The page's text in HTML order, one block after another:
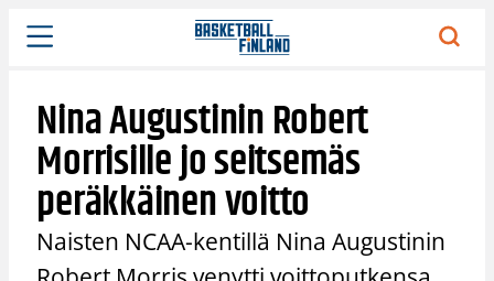
Siirry
sisältöön
Nina Augustinin Robert
Morrisille jo seitsemäs
peräkkäinen voitto
Naisten NCAA-kentillä Nina Augustinin